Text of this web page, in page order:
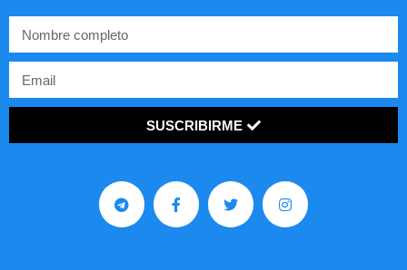
LEER ARTÍCULO...
SUSCRIBIRME